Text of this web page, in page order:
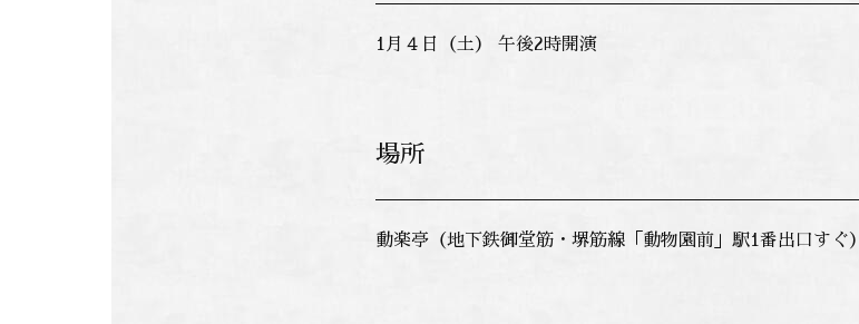
1月４日（土） 午後2時開演
場所
動楽亭（地下鉄御堂筋・堺筋線「動物園前」駅1番出口すぐ）